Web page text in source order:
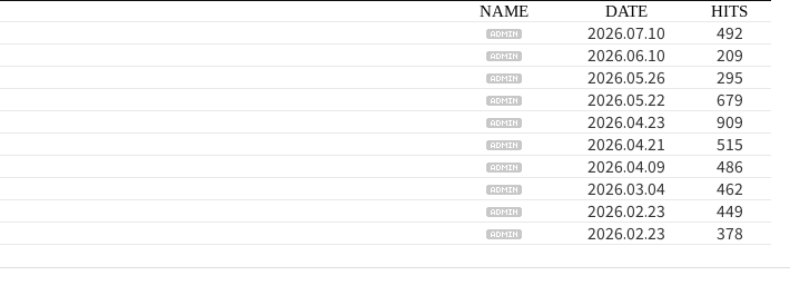
NAME DATE HITS
2026.07.10 492
2026.06.10 209
2026.05.26 295
2026.05.22 679
2026.04.23 909
2026.04.21 515
2026.04.09 486
2026.03.04 462
2026.02.23 449
2026.02.23 378